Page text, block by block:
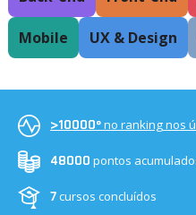
Mobile UX & Design
>10000ºno ranking nos
48000 pontos
7cursos concluídos